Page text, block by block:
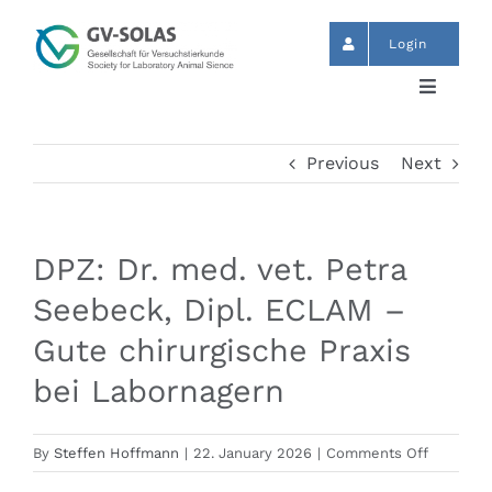
content
Login
Toggle
Start
GV-SOLAS
Publikationen
Previous Next
DPZ: Dr. med. vet. Petra
Seebeck, Dipl. ECLAM –
Gute chirurgische Praxis
bei Labornagern
By Steffen Hoffmann | 22. January 2026 | Comments Offon
DPZ: